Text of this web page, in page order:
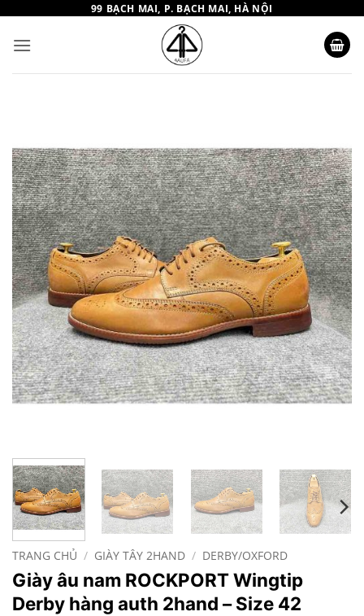
nội
dung
99 BẠCH MAI, P. BẠCH MAI, HÀ NỘI
TRANG CHỦ / GIÀY TÂY 2HAND / DERBY/OXFORD
Giày âu nam ROCKPORT Wingtip
Derby hàng auth 2hand – Size 42